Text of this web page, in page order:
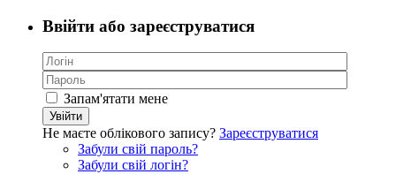
Ввійти або зареєструватися
Запам'ятати мене
Увійти
Не маєте облікового запису? Зареєструватися
Забули свій пароль?
Забули свій логін?